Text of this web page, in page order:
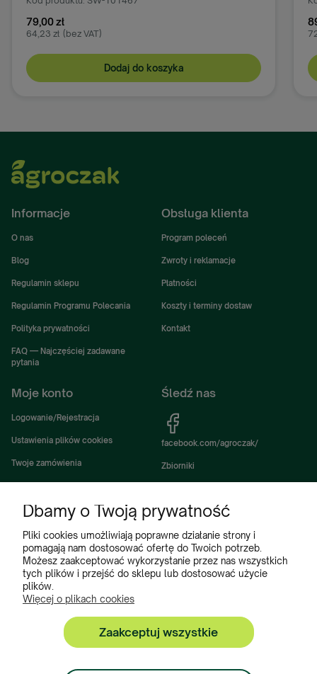
79,00 zł
64,23 zł (bez VAT)
Dodaj do koszyka
Informacje
O nas
Blog
Regulamin sklepu
Regulamin Programu Polecania
Polityka prywatności
FAQ — Najczęściej zadawane
pytania
Obsługa klienta
Program poleceń
Zwroty i reklamacje
Płatności
Koszty i terminy dostaw
Kontakt
Moje konto
Logowanie/Rejestracja
Ustawienia plików cookies
Twoje zamówienia
Ulubione
Śledź nas
facebook.com/agroczak/
Zbiorniki
Akcesoria i wyposażenie zbiorników
Zbiorniki na deszczówkę
Częsci do maszyn rolniczych
Części do ciągników
Zbiorniki, Program Poleceń, Akcesoria do zbiorników:
+48 222 508 449
Dbamy o Twoją prywatność
Pliki cookies umożliwiają poprawne działanie strony i
pomagają nam dostosować ofertę do Twoich potrzeb.
Możesz zaakceptować wykorzystanie przez nas wszystkich
tych plików i przejść do sklepu lub dostosować użycie
plików.
Więcej o plikach cookies
Zaakceptuj wszystkie